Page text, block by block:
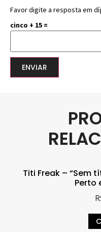
Favor digite a resposta em
cinco + 15 =
Titi Freak – “Sem
Perto